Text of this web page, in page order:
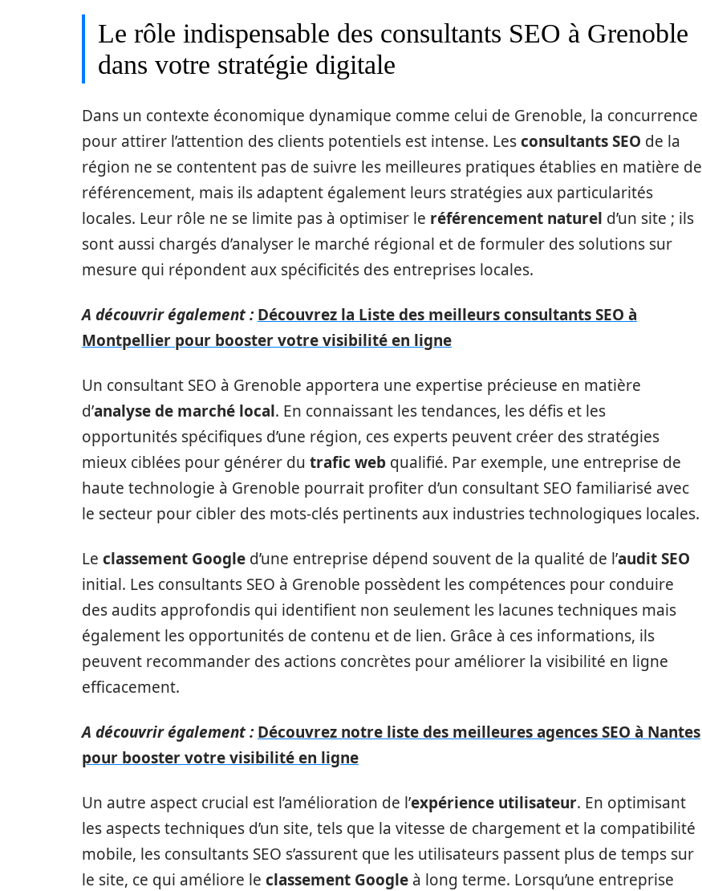
Le rôle indispensable des consultants SEO à Grenoble
dans votre stratégie digitale
Dans un contexte économique dynamique comme celui de Grenoble, la concurrence
pour attirer l’attention des clients potentiels est intense. Lesconsultants SEO de la
région ne se contentent pas de suivre les meilleures pratiques établies en matière de
référencement, mais ils adaptent également leurs stratégies aux particularités
locales. Leur rôle ne se limite pas à optimiser le référencement naturel d’un site ; ils
sont aussi chargés d’analyser le marché régional et de formuler des solutions sur
mesure qui répondent aux spécificités des entreprises locales.
A découvrir également : Découvrez la Liste des meilleurs consultants SEO à
Montpellier pour booster votre visibilité en ligne
Un consultant SEO à Grenoble apportera une expertise précieuse en matière
d’analyse de marché local. En connaissant les tendances, les défis et les
opportunités spécifiques d’une région, ces experts peuvent créer des stratégies
mieux ciblées pour générer du trafic web qualifié. Par exemple, une entreprise de
haute technologie à Grenoble pourrait profiter d’un consultant SEO familiarisé avec
le secteur pour cibler des mots-clés pertinents aux industries technologiques locales.
Le classement Google d’une entreprise dépend souvent de la qualité de l’audit SEO
initial. Les consultants SEO à Grenoble possèdent les compétences pour conduire
des audits approfondis qui identifient non seulement les lacunes techniques mais
également les opportunités de contenu et de lien. Grâce à ces informations, ils
peuvent recommander des actions concrètes pour améliorer la visibilité en ligne
efficacement.
A découvrir également : Découvrez notre liste des meilleures agences SEO à Nantes
pour booster votre visibilité en ligne
Un autre aspect crucial est l’amélioration de l’expérience utilisateur. En optimisant
les aspects techniques d’un site, tels que la vitesse de chargement et la compatibilité
mobile, les consultants SEO s’assurent que les utilisateurs passent plus de temps sur
le site, ce qui améliore le classement Google à long terme. Lorsqu’une entreprise